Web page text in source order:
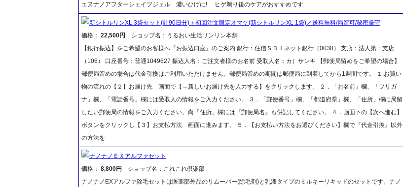
エヌナノアフターシェイブジェル 濃いひげに! ヒゲ剃り後のケアがおすすめです
新シトルリンXL 3袋セット(計90日分)＋初回注文限定オマケ(新シトルリンXL 1袋)／送料無料/局留可/秘密厳守
価格： 22,500円
ショップ名：うるおい生活リンリン本舗
【銀行振込】をご希望のお客様へ『お振込口座』のご案内 銀行：住信ＳＢＩネット銀行（0038） 支店：法人第一支店
（106） 口座番号：普通1049627 振込人名：ご注文者様のお名前 受取人名：カ）サンキ 【郵便局留めをご希望の場合】
郵便局留めの場合は代金引換はご利用いただけません。郵便局留めの期間は郵便局に到着してから1週間です。 １.お買い
物の流れの【２】お届け先 画面で【→新しいお届け先を入力する】をクリックします。 ２．「お名前」欄、「フリガ
ナ」欄、「電話番号」欄には受取人の情報をご入力ください。 ３．「郵便番号」欄、「都道府県」欄、「住所」欄に局留
したい郵便局の情報をご入力ください。尚「住所」欄には『郵便局名』も併記してください。 ４．画面下の【次へ進む】
ボタンをクリックし【３】お支払方法 画面に進みます。 ５．【お支払い方法をお選びください】欄で『代金引換』以外
の方法を
ナノナノＥＸアルファセット
価格： 8,800円
ショップ名：これこれ倶楽部
ナノナノEXアルファ除毛セットは医薬部外品のリムーバー(除毛剤)と乳液タイプのミルキーリキッドのセットです。ナノ